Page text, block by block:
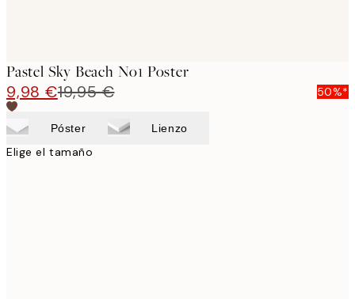
Pastel Sky Beach No1 Poster
9,98 €19,95 € 50%*
Póster Lienzo
Elige el tamaño